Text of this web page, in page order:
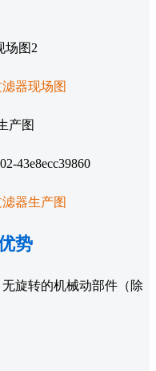
器现场图
器生产图
势
旋转的机械动部件（除